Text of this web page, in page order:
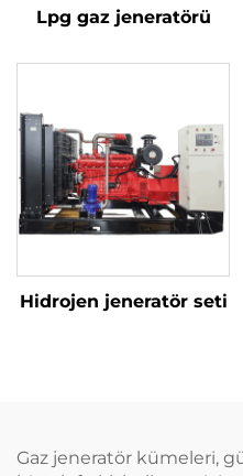
Lpg gaz jeneratörü
Hidrojen jeneratör seti
Gaz jeneratör kümeleri,